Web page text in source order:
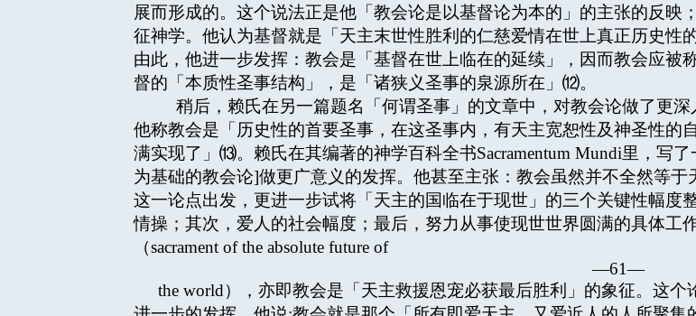
展而形成的。这个说法正是他「教会论是以基督论为本的」的主张的反映
征神学。他认为基督就是「天主末世性胜利的仁慈爱情在世上真正历史性
由此，他进一步发挥：教会是「基督在世上临在的延续」，因而教会应被
督的「本质性圣事结构」，是「诸狭义圣事的泉源所在」⑿。
稍后，赖氏在另一篇题名「何谓圣事」的文章中，对教会论做了更深
他称教会是「历史性的首要圣事，在这圣事内，有天主宽恕性及神圣性的
满实现了」⒀。赖氏在其编著的神学百科全书Sacramentum Mundi里，写
为基础的教会论]做更广意义的发挥。他甚至主张：教会虽然并不全然等
这一论点出发，更进一步试将「天主的国临在于现世」的三个关键性幅度
情操；其次，爱人的社会幅度；最后，努力从事使现世世界圆满的具体工
（sacrament of the absolute future of
—61—
the world），亦即教会是「天主救援恩宠必获最后胜利」的象征。这